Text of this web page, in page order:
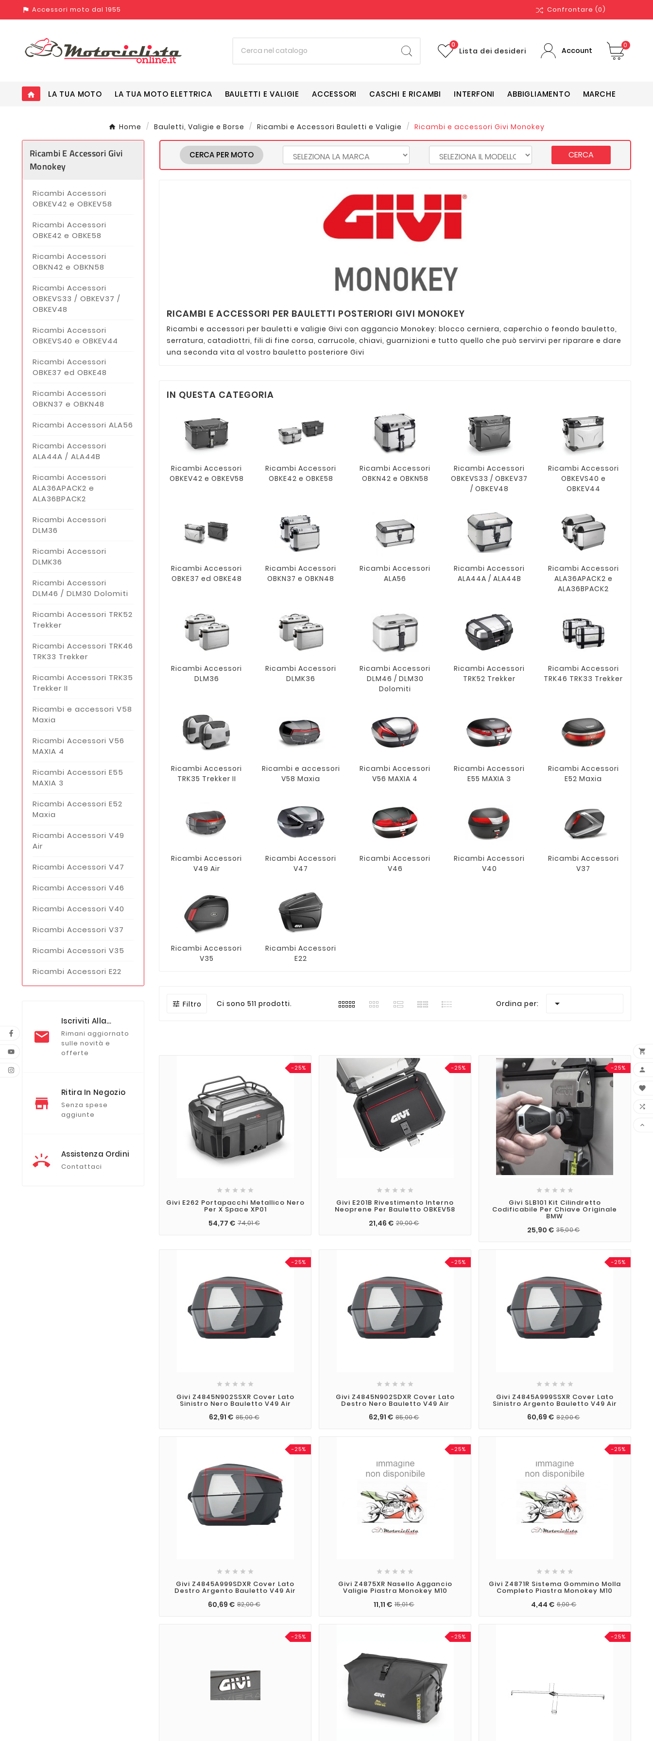
assistant_photo Accessori moto dal 1955 Confrontare (0)
Lista dei desideri
0
Account
0
home LA TUA MOTO LA TUA MOTO ELETTRICA BAULETTI E VALIGIE ACCESSORI CASCHI E RICAMBI INTERFONI ABBIGLIAMENTO MARCHE
Home Bauletti, Valigie e Borse Ricambi e Accessori Bauletti e Valigie Ricambi e accessori Givi Monokey
Ricambi E Accessori Givi
Monokey
Ricambi Accessori
OBKEV42 e OBKEV58
Ricambi Accessori
OBKE42 e OBKE58
Ricambi Accessori
OBKN42 e OBKN58
Ricambi Accessori
OBKEVS33 / OBKEV37 /
OBKEV48
Ricambi Accessori
OBKEVS40 e OBKEV44
Ricambi Accessori
OBKE37 ed OBKE48
Ricambi Accessori
OBKN37 e OBKN48
Ricambi Accessori ALA56
Ricambi Accessori
ALA44A / ALA44B
Ricambi Accessori
ALA36APACK2 e
ALA36BPACK2
Ricambi Accessori
DLM36
Ricambi Accessori
DLMK36
Ricambi Accessori
DLM46 / DLM30 Dolomiti
Ricambi Accessori TRK52
Trekker
Ricambi Accessori TRK46
TRK33 Trekker
Ricambi Accessori TRK35
Trekker II
Ricambi e accessori V58
Maxia
Ricambi Accessori V56
MAXIA 4
Ricambi Accessori E55
MAXIA 3
Ricambi Accessori E52
Maxia
Ricambi Accessori V49
Air
Ricambi Accessori V47
Ricambi Accessori V46
Ricambi Accessori V40
Ricambi Accessori V37
Ricambi Accessori V35
Ricambi Accessori E22
Iscriviti Alla
Newsletter
Rimani aggiornato
sulle novità e
offerte
Ritira In Negozio
Senza spese
aggiunte
Assistenza Ordini
Contattaci
CERCA PER MOTO CERCA
RICAMBI E ACCESSORI PER BAULETTI POSTERIORI GIVI MONOKEY
Ricambi e accessori per bauletti e valigie Givi con aggancio Monokey: blocco cerniera, caperchio o feondo bauletto,
serratura, catadiottri, fili di fine corsa, carrucole, chiavi, guarnizioni e tutto quello che può servirvi per riparare e dare
una seconda vita al vostro bauletto posteriore Givi
IN QUESTA CATEGORIA
Ricambi Accessori
OBKEV42 e OBKEV58
Ricambi Accessori
OBKE42 e OBKE58
Ricambi Accessori
OBKN42 e OBKN58
Ricambi Accessori
OBKEVS33 / OBKEV37
/ OBKEV48
Ricambi Accessori
OBKEVS40 e
OBKEV44
Ricambi Accessori
OBKE37 ed OBKE48
Ricambi Accessori
OBKN37 e OBKN48
Ricambi Accessori
ALA56
Ricambi Accessori
ALA44A / ALA44B
Ricambi Accessori
ALA36APACK2 e
ALA36BPACK2
Ricambi Accessori
DLM36
Ricambi Accessori
DLMK36
Ricambi Accessori
DLM46 / DLM30
Dolomiti
Ricambi Accessori
TRK52 Trekker
Ricambi Accessori
TRK46 TRK33 Trekker
Ricambi Accessori
TRK35 Trekker II
Ricambi e accessori
V58 Maxia
Ricambi Accessori
V56 MAXIA 4
Ricambi Accessori
E55 MAXIA 3
Ricambi Accessori
E52 Maxia
Ricambi Accessori
V49 Air
Ricambi Accessori
V47
Ricambi Accessori
V46
Ricambi Accessori
V40
Ricambi Accessori
V37
Ricambi Accessori
V35
Ricambi Accessori
E22
 Filtro Ci sono 511 prodotti. Ordina per: 
-25%
    
Givi E262 Portapacchi Metallico Nero
Per X Space XP01
54,77 € 74,01 €
-25%
    
Givi E201B Rivestimento Interno
Neoprene Per Bauletto OBKEV58
21,46 € 29,00 €
-25%
    
Givi SLB101 Kit Cilindretto
Codificabile Per Chiave Originale
BMW
25,90 € 35,00 €
-25%
    
Givi Z4845N902SSXR Cover Lato
Sinistro Nero Bauletto V49 Air
62,91 € 85,00 €
-25%
    
Givi Z4845N902SDXR Cover Lato
Destro Nero Bauletto V49 Air
62,91 € 85,00 €
-25%
    
Givi Z4845A999SSXR Cover Lato
Sinistro Argento Bauletto V49 Air
60,69 € 82,00 €
-25%
    
Givi Z4845A999SDXR Cover Lato
Destro Argento Bauletto V49 Air
60,69 € 82,00 €
-25%
    
Givi Z4875XR Nasello Aggancio
Valigie Piastra Monokey M10
11,11 € 15,01 €
-25%
    
Givi Z4871R Sistema Gommino Molla
Completo Piastra Monokey M10
4,44 € 6,00 €
-25% -25% -25%




